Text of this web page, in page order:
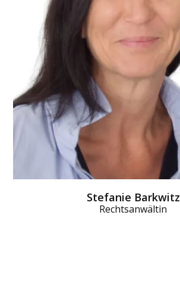
Stefanie Barkwitz
Rechtsanwältin